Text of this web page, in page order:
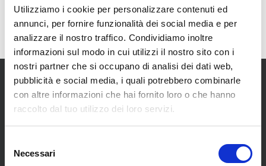
Utilizziamo i cookie per personalizzare contenuti ed
annunci, per fornire funzionalità dei social media e per
analizzare il nostro traffico. Condividiamo inoltre
informazioni sul modo in cui utilizzi il nostro sito con i
nostri partner che si occupano di analisi dei dati web,
pubblicità e social media, i quali potrebbero combinarle
con altre informazioni che hai fornito loro o che hanno
raccolto dal tuo utilizzo dei loro servizi.
delNecessari